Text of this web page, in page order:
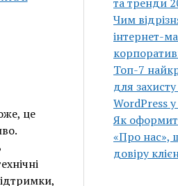
це
Чим
інтернет-
Топ-7
для
WordPress
Як
«Про нас»,
довіру